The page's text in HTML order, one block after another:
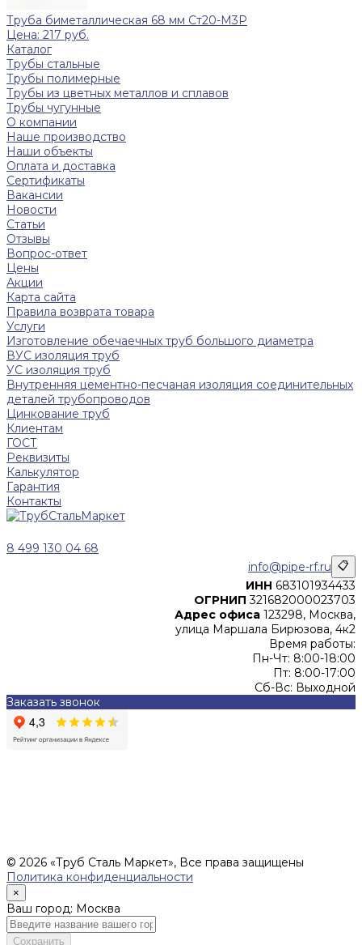
Труба биметаллическая 68 мм Ст20-М3Р
Цена: 217 руб.
Каталог
Трубы стальные
Трубы полимерные
Трубы из цветных металлов и сплавов
Трубы чугунные
О компании
Наше производство
Наши объекты
Оплата и доставка
Сертификаты
Вакансии
Новости
Статьи
Отзывы
Вопрос-ответ
Цены
Акции
Карта сайта
Правила возврата товара
Услуги
Изготовление обечаечных труб большого диаметра
ВУС изоляция труб
УС изоляция труб
Внутренняя цементно-песчаная изоляция соединительных
деталей трубопроводов
Цинкование труб
Клиентам
ГОСТ
Реквизиты
Калькулятор
Гарантия
Контакты
8 499 130 04 68
info@pipe-rf.ru 📋
ИНН 683101934433
ОГРНИП 321682000023703
Адрес офиса 123298, Москва,
улица Маршала Бирюзова, 4к2
Время работы:
Пн-Чт: 8:00-18:00
Пт: 8:00-17:00
Сб-Вс: Выходной
Заказать звонок
© 2026 «Труб Сталь Маркет», Все права защищены
Политика конфиденциальности
×
Ваш город: Москва
Сохранить